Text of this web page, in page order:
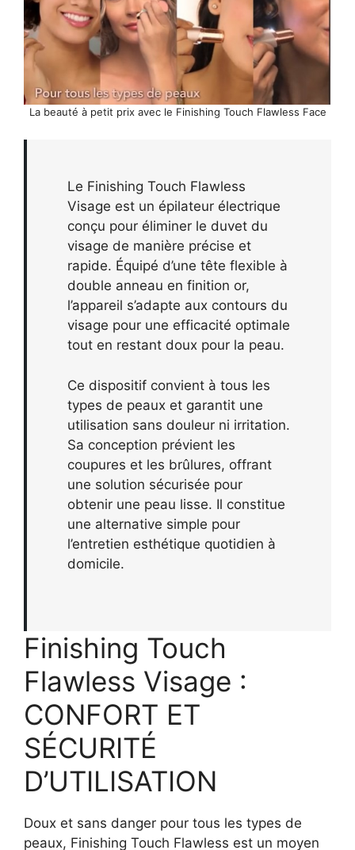
La beauté à petit prix avec le Finishing Touch Flawless Face
Le Finishing Touch Flawless
Visage est un épilateur électrique
conçu pour éliminer le duvet du
visage de manière précise et
rapide. Équipé d’une tête flexible à
double anneau en finition or,
l’appareil s’adapte aux contours du
visage pour une efficacité optimale
tout en restant doux pour la peau.
Ce dispositif convient à tous les
types de peaux et garantit une
utilisation sans douleur ni irritation.
Sa conception prévient les
coupures et les brûlures, offrant
une solution sécurisée pour
obtenir une peau lisse. Il constitue
une alternative simple pour
l’entretien esthétique quotidien à
domicile.
Finishing Touch
Flawless Visage :
CONFORT ET
SÉCURITÉ
D’UTILISATION
Doux et sans danger pour tous les types de
peaux, Finishing Touch Flawless est un moyen